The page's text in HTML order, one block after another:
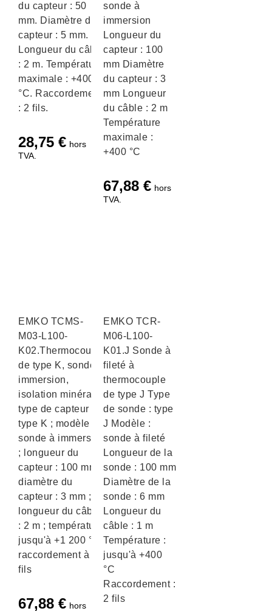
du capteur : 50
mm. Diamètre du
capteur : 5 mm.
Longueur du câble
: 2 m. Température
maximale : +400
°C. Raccordement
: 2 fils.
28,75 € hors
TVA.
sonde à
immersion
Longueur du
capteur : 100
mm Diamètre
du capteur : 3
mm Longueur
du câble : 2 m
Température
maximale :
+400 °C
67,88 € hors
TVA.
EMKO TCMS-
M03-L100-
K02.Thermocouple
de type K, sonde à
immersion,
isolation minérale ;
type de capteur :
type K ; modèle :
sonde à immersion
; longueur du
capteur : 100 mm ;
diamètre du
capteur : 3 mm ;
longueur du câble
: 2 m ; température
jusqu'à +1 200 °C ;
raccordement à 2
fils
67,88 € hors
EMKO TCR-
M06-L100-
K01.J Sonde à
fileté à
thermocouple
de type J Type
de sonde : type
J Modèle :
sonde à fileté
Longueur de la
sonde : 100 mm
Diamètre de la
sonde : 6 mm
Longueur du
câble : 1 m
Température :
jusqu'à +400
°C
Raccordement :
2 fils